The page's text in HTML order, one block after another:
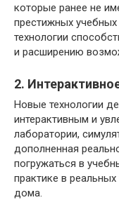
которые ранее не
престижных
технологии
и расширению
2.
Новые технологии
интерактивным и
лаборатории,
дополненная
погружаться в
практике в
дома.